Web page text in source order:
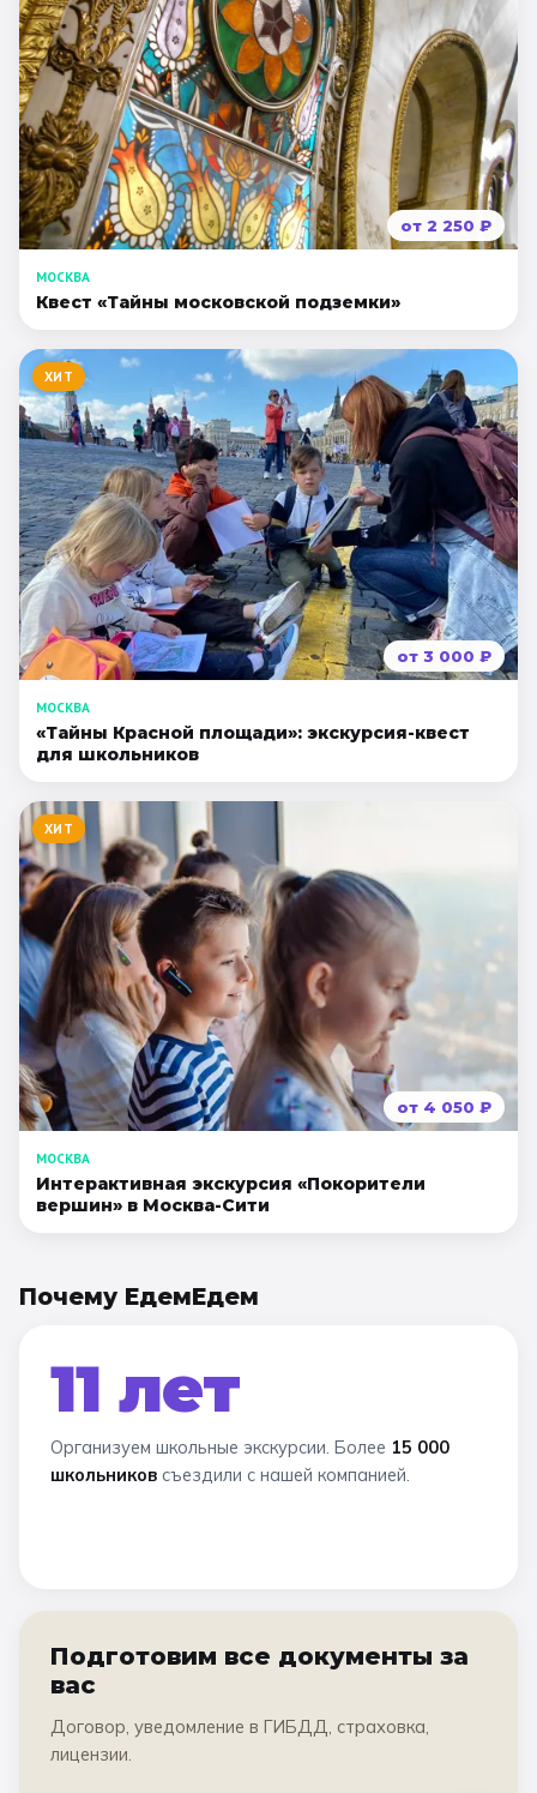
от 2 250 ₽
МОСКВА
Квест «Тайны московской подземки»
ХИТ
от 3 000 ₽
МОСКВА
«Тайны Красной площади»: экскурсия-квест
для школьников
ХИТ
от 4 050 ₽
МОСКВА
Интерактивная экскурсия «Покорители
вершин» в Москва-Сити
Почему ЕдемЕдем
11 лет
Организуем школьные экскурсии. Более 15 000
школьников съездили с нашей компанией.
Подготовим все документы за
вас
Договор, уведомление в ГИБДД, страховка,
лицензии.